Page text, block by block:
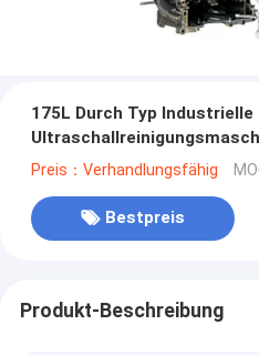
175L Durch Typ Industrielle
Autokomponente
Preis：Verhandlungsfähig
Bestpreis
Produkt-Beschreibung